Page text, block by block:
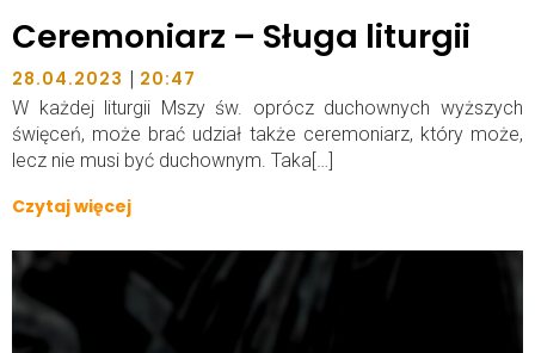
Ceremoniarz – Sługa liturgii
28.04.2023 | 20:47
W każdej liturgii Mszy św. oprócz duchownych wyższych
święceń, może brać udział także ceremoniarz, który może,
lecz nie musi być duchownym. Taka[…]
Czytaj więcej